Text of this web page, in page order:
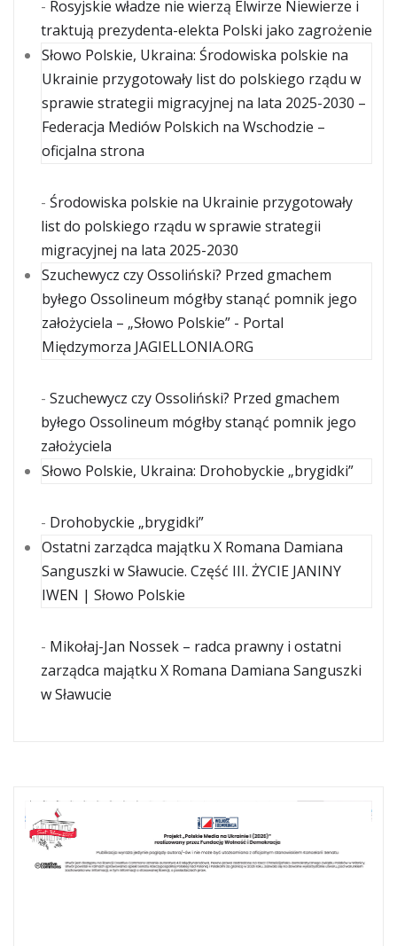
- Rosyjskie władze nie wierzą Elwirze Niewierze i
traktują prezydenta-elekta Polski jako zagrożenie
Słowo Polskie, Ukraina: Środowiska polskie na
Ukrainie przygotowały list do polskiego rządu w
sprawie strategii migracyjnej na lata 2025-2030 –
Federacja Mediów Polskich na Wschodzie –
oficjalna strona
- Środowiska polskie na Ukrainie przygotowały
list do polskiego rządu w sprawie strategii
migracyjnej na lata 2025-2030
Szuchewycz czy Ossoliński? Przed gmachem
byłego Ossolineum mógłby stanąć pomnik jego
założyciela – „Słowo Polskie” - Portal
Międzymorza JAGIELLONIA.ORG
- Szuchewycz czy Ossoliński? Przed gmachem
byłego Ossolineum mógłby stanąć pomnik jego
założyciela
Słowo Polskie, Ukraina: Drohobyckie „brygidki”
- Drohobyckie „brygidki”
Ostatni zarządca majątku X Romana Damiana
Sanguszki w Sławucie. Część III. ŻYCIE JANINY
IWEN | Słowo Polskie
- Mikołaj-Jan Nossek – radca prawny i ostatni
zarządca majątku X Romana Damiana Sanguszki
w Sławucie